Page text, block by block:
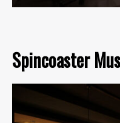
Spincoaster